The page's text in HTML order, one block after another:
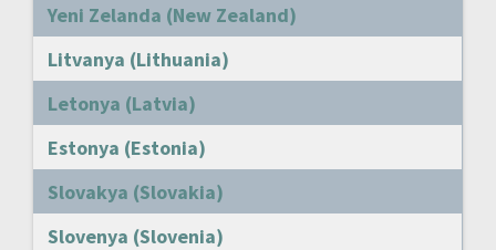
Yeni Zelanda (New Zealand)
Litvanya (Lithuania)
Letonya (Latvia)
Estonya (Estonia)
Slovakya (Slovakia)
Slovenya (Slovenia)